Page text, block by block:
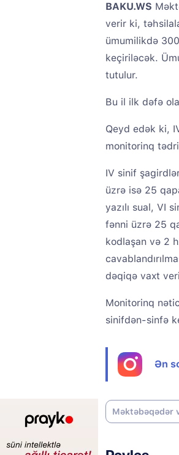
BAKU.WS
verir ki,
ümumilikdə
keçiriləcək.
tutulur.
Bu il ilk dəfə
Qeyd edək ki,
monitorinq
IV sinif
üzrə isə 25
yazılı sual, VI
fənni üzrə 25
kodlaşan və 2
dəqiqə vaxt
Monitorinq
sinifdən-sinfə
Ən
Məktəbəqədər